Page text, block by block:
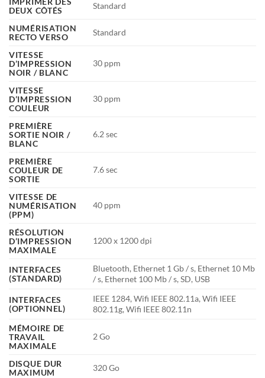
DEUX CÔTÉS
Standard
NUMÉRISATION
RECTO VERSO
Standard
VITESSE
D’IMPRESSION
NOIR / BLANC
30 ppm
VITESSE
D’IMPRESSION
COULEUR
30 ppm
PREMIÈRE
SORTIE NOIR /
BLANC
6.2 sec
PREMIÈRE
COULEUR DE
SORTIE
7.6 sec
VITESSE DE
NUMÉRISATION
(PPM)
40 ppm
RÉSOLUTION
D’IMPRESSION
MAXIMALE
1200 x 1200 dpi
INTERFACES
(STANDARD)
Bluetooth, Ethernet 1 Gb / s, Ethernet 10 Mb
/ s, Ethernet 100 Mb / s, SD, USB
INTERFACES
(OPTIONNEL)
IEEE 1284, Wifi IEEE 802.11a, Wifi IEEE
802.11g, Wifi IEEE 802.11n
MÉMOIRE DE
TRAVAIL
MAXIMALE
2 Go
DISQUE DUR
MAXIMUM
320 Go